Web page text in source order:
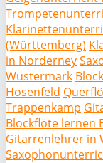
(Württemberg)
in Norderney
Wustermark
Hosenfeld
Trappenkamp
Blockflöte lernen
Gitarrenlehrer in